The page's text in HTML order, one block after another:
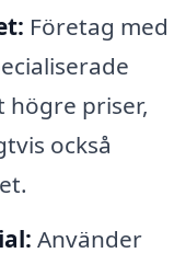
Företag med
priser,
också
Använder